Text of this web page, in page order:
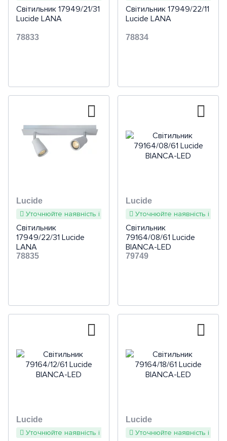
Світильник 17949/21/31
Lucide LANA
78833
Світильник 17949/22/11
Lucide LANA
78834
Lucide
Уточнюйте наявність і терміни
Світильник
17949/22/31 Lucide
LANA
78835
Lucide
Уточнюйте наявність і
Світильник
79164/08/61 Lucide
BIANCA-LED
79749
Lucide
Уточнюйте наявність і терміни
Lucide
Уточнюйте наявність і